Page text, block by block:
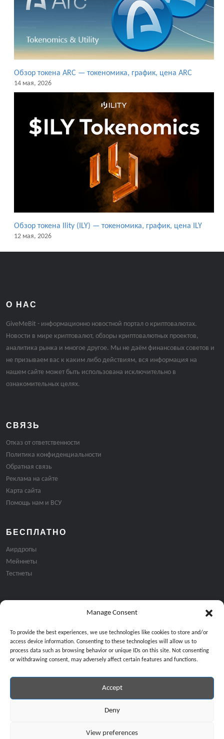
Manage Consent
To provide the best experiences, we use technologies like cookies to store and/or
access device information. Consenting to these technologies will allow us to
process data such as browsing behavior or unique IDs on this site. Not consenting
or withdrawing consent, may adversely affect certain features and functions.
Accept
Deny
View preferences
Обзор токена ARC — токеномика, график, цена ARC
14 мая, 2026
Обзор токена Ility (ILY) — токеномика, график, цена ILY
12 мая, 2026
О НАС
GiveMeBit - информационно новостной портал о криптовалютах.
Новости в мире криптовалют, обзоры криптовалютных проектов,
аналитика рынка и многое другое. Мы не даём финансовых советов и
не призываем вас к каким либо действиям, вся информация на
нашем сайте может быть использована исключительно в
ознакомительных целях.
СВЯЗЬ
Отказ от ответственности
Политика конфиденциальности
Обратная связь
Реклама на сайте
Карта сайта
Помощь нам и ВСУ
БЕСПЛАТНО
Аирдропы
Мейннеты
Тестнеты
Подписка на email рассылку:
Продолжая, вы соглашаетесь с нашей политикой
Copyright © 2024 All Rights Reserved by